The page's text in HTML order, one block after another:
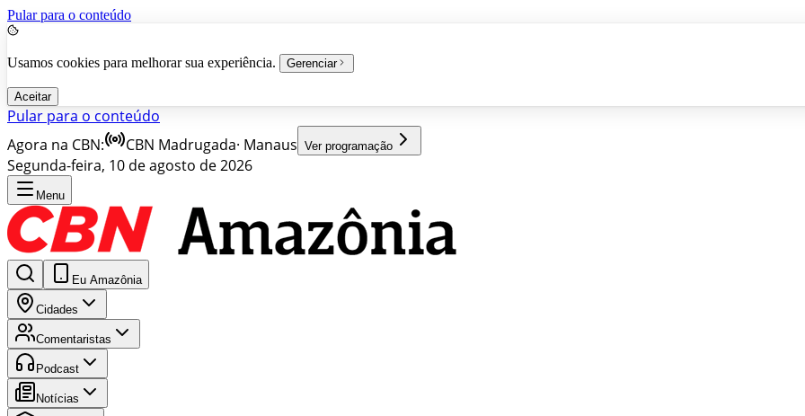
Pular para o conteúdo
Usamos cookies para melhorar sua experiência. Gerenciar
Aceitar
Pular para o conteúdo
Agora na CBN:
CBN Madrugada· Manaus Ver programação
Segunda-feira, 10 de agosto de 2026
Menu
Eu Amazônia
Cidades
Comentaristas
Podcast
Notícias